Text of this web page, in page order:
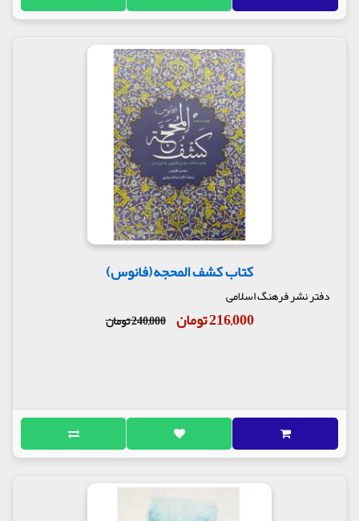
کتاب کشف المحجه(فانوس)
دفتر نشر فرهنگ اسلامی
216,000 تومان 240,000 تومان